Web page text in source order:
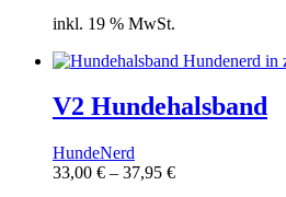
inkl. 19 % MwSt.
V2 Hundehalsband
HundeNerd
33,00 € – 37,95 €